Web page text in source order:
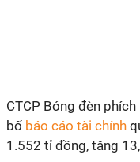
CTCP Bóng đèn
bố báo cáo tài chính
1.552 tỉ đồng, tăng